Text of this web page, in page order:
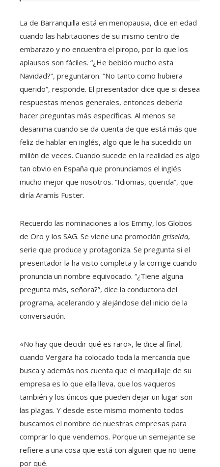
La de Barranquilla está en menopausia, dice en edad
cuando las habitaciones de su mismo centro de
embarazo y no encuentra el piropo, por lo que los
aplausos son fáciles. “¿He bebido mucho esta
Navidad?”, preguntaron. “No tanto como hubiera
querido”, responde. El presentador dice que si desea
respuestas menos generales, entonces debería
hacer preguntas más específicas. Al menos se
desanima cuando se da cuenta de que está más que
feliz de hablar en inglés, algo que le ha sucedido un
millón de veces. Cuando sucede en la realidad es algo
tan obvio en España que pronunciamos el inglés
mucho mejor que nosotros. “Idiomas, querida”, que
diría Aramís Fuster.
Recuerdo las nominaciones a los Emmy, los Globos
de Oro y los SAG. Se viene una promoción griselda,
serie que produce y protagoniza. Se pregunta si el
presentador la ha visto completa y la corrige cuando
pronuncia un nombre equivocado. “¿Tiene alguna
pregunta más, señora?”, dice la conductora del
programa, acelerando y alejándose del inicio de la
conversación.
«No hay que decidir qué es raro», le dice al final,
cuando Vergara ha colocado toda la mercancía que
busca y además nos cuenta que el maquillaje de su
empresa es lo que ella lleva, que los vaqueros
también y los únicos que pueden dejar un lugar son
las plagas. Y desde este mismo momento todos
buscamos el nombre de nuestras empresas para
comprar lo que vendemos. Porque un semejante se
refiere a una cosa que está con alguien que no tiene
por qué.